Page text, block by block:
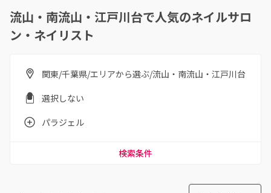
流山・南流山・江戸川台で人気のネイルサロ
ン・ネイリスト
関東/千葉県/エリアから選ぶ/流山・南流山・江戸川台
選択しない
パラジェル
検索条件